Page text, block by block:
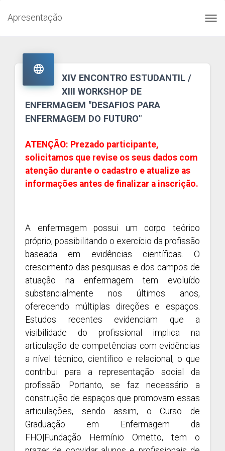
Apresentação

XIV ENCONTRO ESTUDANTIL /
XIII WORKSHOP DE
ENFERMAGEM "DESAFIOS PARA
ENFERMAGEM DO FUTURO"
ATENÇÃO: Prezado participante,
solicitamos que revise os seus dados com
atenção durante o cadastro e atualize as
informações antes de finalizar a inscrição.
A enfermagem possui um corpo teórico
próprio, possibilitando o exercício da profissão
baseada em evidências científicas. O
crescimento das pesquisas e dos campos de
atuação na enfermagem tem evoluído
substancialmente nos últimos anos,
oferecendo múltiplas direções e espaços.
Estudos recentes evidenciam que a
visibilidade do profissional implica na
articulação de competências com evidências
a nível técnico, científico e relacional, o que
contribui para a representação social da
profissão. Portanto, se faz necessário a
construção de espaços que promovam essas
articulações, sendo assim, o Curso de
Graduação em Enfermagem da
FHO|Fundação Hermínio Ometto, tem o